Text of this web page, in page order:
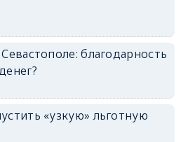
благодарность
«узкую» льготную